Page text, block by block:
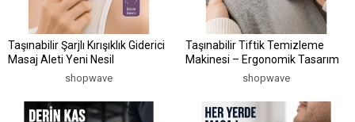
Taşınabilir Şarjlı Kırışıklık Giderici
Masaj Aleti Yeni Nesil
shopwave
Taşınabilir Tiftik Temizleme
Makinesi – Ergonomik Tasarım
shopwave